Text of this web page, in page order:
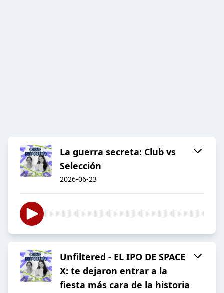
La guerra secreta: Club vs
Selección
2026-06-23
Unfiltered - EL IPO DE SPACE
X: te dejaron entrar a la
fiesta más cara de la historia